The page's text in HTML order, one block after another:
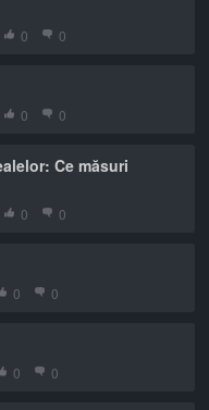
0 0
0 0
Ce măsuri
0 0
0 0
0 0